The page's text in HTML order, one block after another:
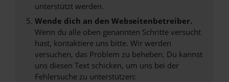
unterstützt werden.
Wende dich an den Webseitenbetreiber.
Wenn du alle oben genannten Schritte versucht
hast, kontaktiere uns bitte. Wir werden
versuchen, das Problem zu beheben. Du kannst
uns diesen Text schicken, um uns bei der
Fehlersuche zu unterstützen: